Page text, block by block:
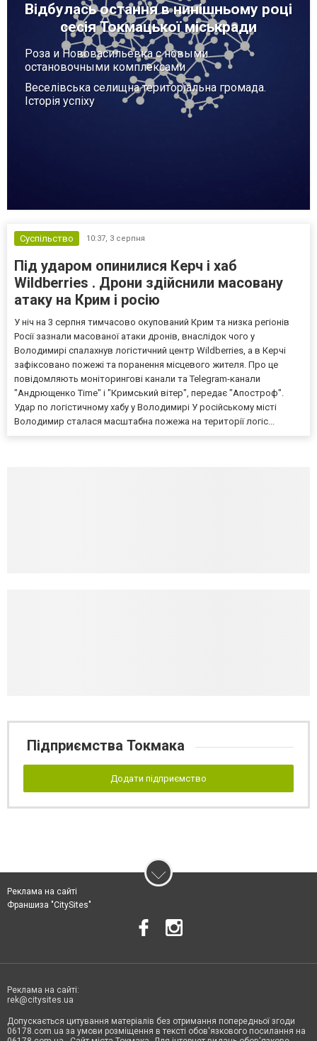
Відбулась остання в нинішньому році
сесія Токмацької міськради
Роза и Нововасильевка с новыми
остановочными комплексами
Веселівська селищна територіальна громада.
Історія успіху
Суспільство 10:37, 3 серпня
Під ударом опинилися Керч і хаб
Wildberries . Дрони здійснили масовану
атаку на Крим і росію
У ніч на 3 серпня тимчасово окупований Крим та низка регіонів
Росії зазнали масованої атаки дронів, внаслідок чого у
Володимирі спалахнув логістичний центр Wildberries, а в Керчі
зафіксовано пожежі та поранення місцевого жителя. Про це
повідомляють моніторингові канали та Telegram-канали
"Андрющенко Time" і "Кримський вітер", передає "Апостроф".
Удар по логістичному хабу у Володимирі У російському місті
Володимир сталася масштабна пожежа на території логіс...
Підприємства Токмака
Додати підприємство
Реклама на сайті
Франшиза "CitySites"
Реклама на сайті:
rek@citysites.ua
Допускається цитування матеріалів без отримання попередньої згоди
06178.com.ua за умови розміщення в тексті обов'язкового посилання на